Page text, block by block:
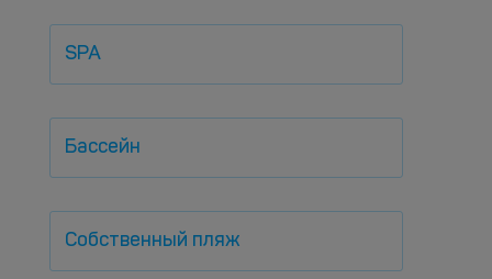
SPA
Бассейн
Собственный пляж